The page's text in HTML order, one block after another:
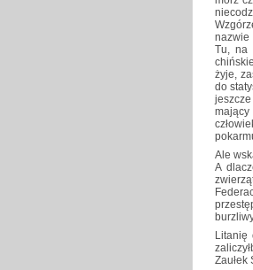
nazwie
Tu, na
żyje,
do
Ale
A
Litanię
Zaułek